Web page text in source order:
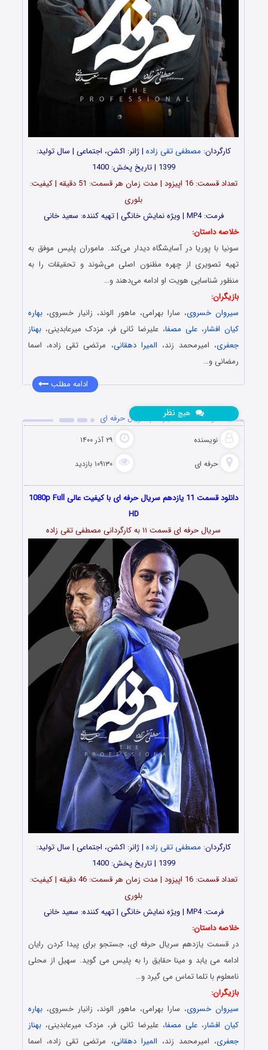
کارگردان: مصطفی تقی زاده | ژانر: اکشن، اجتماعی | سال تولید:
1399 | تاریخ پخش: 1400
تعداد قسمت: 16 اپیزود | مدت زمان هر قسمت: 51 دقیقه | کیفیت:
بلوری
فرمت: MP4 | ویژه نمایش خانگی | تهیه کننده: سعید خانی
خلاصه داستان:
سونیا با پوریا در آسایشگاه دیدار می‌کند. ماموران پلیس موفق به
تهیه تصویری از چهره مظنون اصلی می‌شوند و تحقیقات را به
منظور شناسایی هویت او ادامه می‌دهند و…
بازیگران:
سیروان خسروی، سارا بهرامی، ماهور الوند، زانیار خسروی، بهاره
کیان افشار،علی مصفا، علیرضا ثانی فر، مزدک میرعابدینی، بهناز
جعفری، امیرمحمد زند، المیرا دهقانی، مرتضی تقی زاده، اسما
رمضانی و…
ادامه مطلب
دانلود قسمت 11 یازدهم سریال حرفه ای
نویسنده ۲۹ آذر ۱۴۰۰
حرفه ای ۱۰۹۱۳۰ بازدید
هیچ نظر
دانلود قسمت 11 یازدهم سریال حرفه ای با کیفیت عالی 1080p Full
HD
سریال حرفه ای قسمت ۱۱ به کارگردانی مصطفی تقی زاده
کارگردان: مصطفی تقی زاده | ژانر: اکشن، اجتماعی | سال تولید:
1399 | تاریخ پخش: 1400
تعداد قسمت: 16 اپیزود | مدت زمان هر قسمت: 46 دقیقه | کیفیت:
بلوری
فرمت: MP4 | ویژه نمایش خانگی | تهیه کننده: سعید خانی
خلاصه داستان:
در قسمت یازدهم سریال حرفه ای، جستجو برای پیدا کردن رایان
ادامه می یابد و مینا حقایق را به پلیس می گوید. سهیل از محلی
نامعلوم با تلما تماس می گیرد و…
بازیگران:
سیروان خسروی، سارا بهرامی، ماهور الوند، زانیار خسروی، بهاره
کیان افشار،علی مصفا، علیرضا ثانی فر، مزدک میرعابدینی، بهناز
جعفری، امیرمحمد زند، المیرا دهقانی، مرتضی تقی زاده، اسما